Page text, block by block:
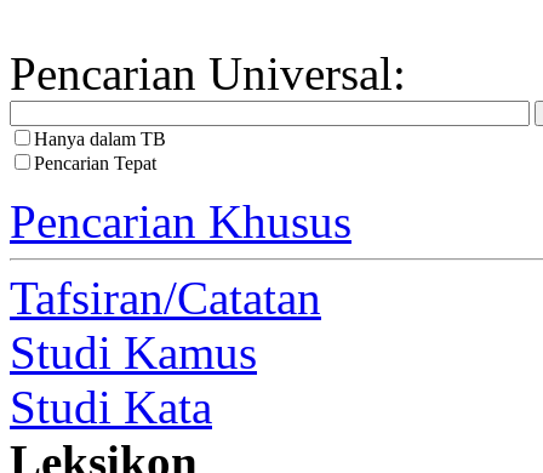
Pencarian Universal:
Hanya dalam TB
Pencarian Tepat
Pencarian Khusus
Tafsiran/Catatan
Studi Kamus
Studi Kata
Leksikon